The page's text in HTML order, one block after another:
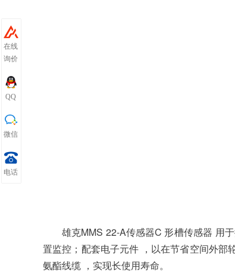
雄克MMS 22-A传感器C 形槽传感器 用
置监控；配套电子元件 ，以在节省空间外部
氨酯线缆 ，实现长使用寿命。
在线
询价
QQ
微信
电话